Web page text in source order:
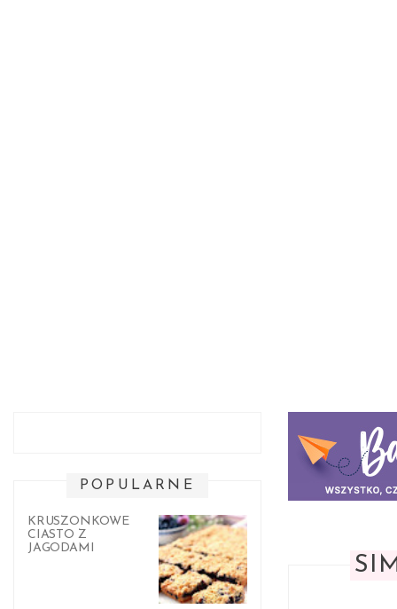
POPULARNE
KRUSZONKOWE
CIASTO Z
JAGODAMI